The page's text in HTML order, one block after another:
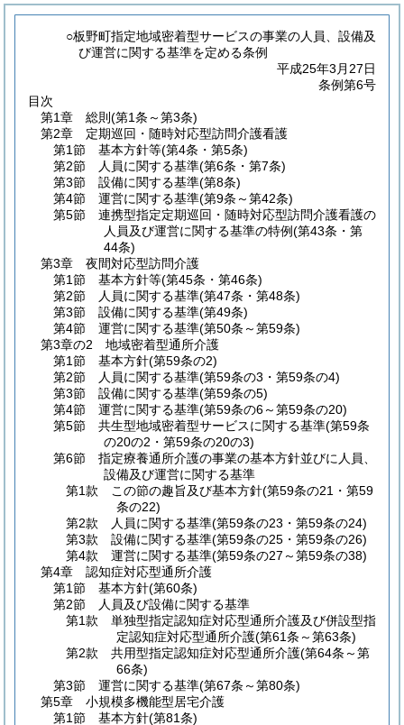
○板野町指定地域密着型サービスの事業の人員、設備及
び運営に関する基準を定める条例
平成25年3月27日
条例第6号
目次
第1章
総則 (第1条～第3条)
第2章
定期巡回・随時対応型訪問介護看護
第1節
基本方針等(第4条・第5条)
第2節
人員に関する基準(第6条・第7条)
第3節
設備に関する基準(第8条)
第4節
運営に関する基準(第9条～第42条)
第5節
連携型指定定期巡回・随時対応型訪問介護看護の
人員及び運営に関する基準の特例(第43条・第
44条)
第3章
夜間対応型訪問介護
第1節
基本方針等(第45条・第46条)
第2節
人員に関する基準(第47条・第48条)
第3節
設備に関する基準(第49条)
第4節
運営に関する基準(第50条～第59条)
第3章の2
地域密着型通所介護
第1節
基本方針(第59条の2)
第2節
人員に関する基準(第59条の3・第59条の4)
第3節
設備に関する基準(第59条の5)
第4節
運営に関する基準(第59条の6～第59条の20)
第5節
共生型地域密着型サービスに関する基準(第59条
の20の2・第59条の20の3)
第6節
指定療養通所介護の事業の基本方針並びに人員、
設備及び運営に関する基準
第1款
この節の趣旨及び基本方針(第59条の21・第59
条の22)
第2款
人員に関する基準(第59条の23・第59条の24)
第3款
設備に関する基準(第59条の25・第59条の26)
第4款
運営に関する基準(第59条の27～第59条の38)
第4章
認知症対応型通所介護
第1節
基本方針(第60条)
第2節
人員及び設備に関する基準
第1款
単独型指定認知症対応型通所介護及び併設型指
定認知症対応型通所介護(第61条～第63条)
第2款
共用型指定認知症対応型通所介護(第64条～第
66条)
第3節
運営に関する基準(第67条～第80条)
第5章
小規模多機能型居宅介護
第1節
基本方針(第81条)